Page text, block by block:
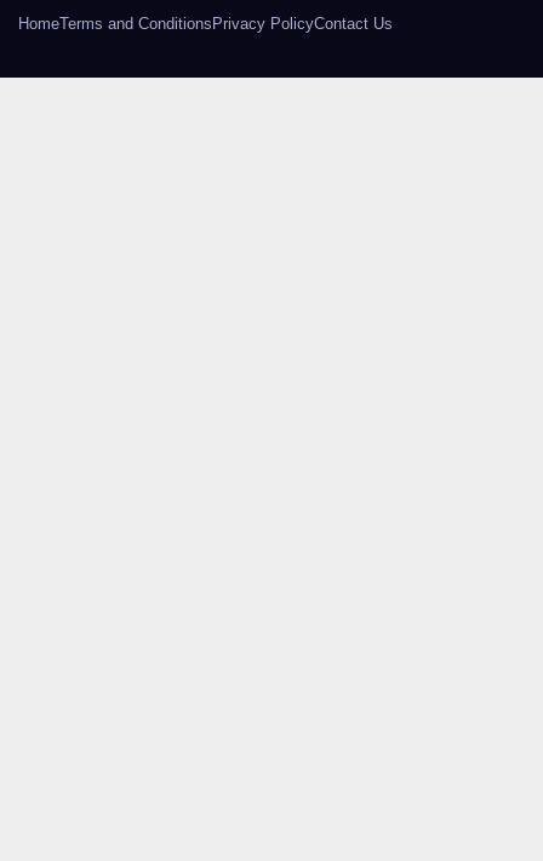
HomeTerms and Conditions Privacy PolicyContact Us